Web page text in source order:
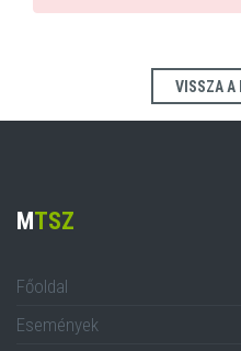
VISSZA A
MTSZ
Főoldal
Események